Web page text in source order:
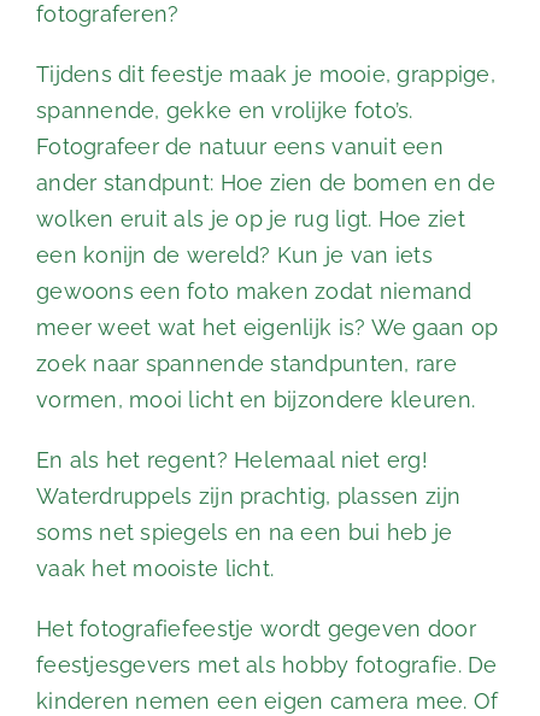
fotograferen?
Tijdens dit feestje maak je mooie, grappige,
spannende, gekke en vrolijke foto’s.
Fotografeer de natuur eens vanuit een
ander standpunt: Hoe zien de bomen en de
wolken eruit als je op je rug ligt. Hoe ziet
een konijn de wereld? Kun je van iets
gewoons een foto maken zodat niemand
meer weet wat het eigenlijk is? We gaan op
zoek naar spannende standpunten, rare
vormen, mooi licht en bijzondere kleuren.
En als het regent? Helemaal niet erg!
Waterdruppels zijn prachtig, plassen zijn
soms net spiegels en na een bui heb je
vaak het mooiste licht.
Het fotografiefeestje wordt gegeven door
feestjesgevers met als hobby fotografie. De
kinderen nemen een eigen camera mee. Of